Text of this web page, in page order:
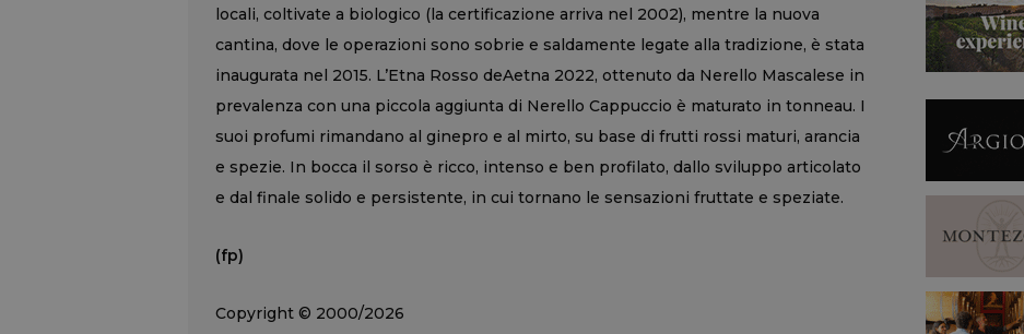
locali, coltivate a biologico (la certificazione arriva nel 2002), mentre la nuova
cantina, dove le operazioni sono sobrie e saldamente legate alla tradizione, è stata
inaugurata nel 2015. L’Etna Rosso deAetna 2022, ottenuto da Nerello Mascalese in
prevalenza con una piccola aggiunta di Nerello Cappuccio è maturato in tonneau. I
suoi profumi rimandano al ginepro e al mirto, su base di frutti rossi maturi, arancia
e spezie. In bocca il sorso è ricco, intenso e ben profilato, dallo sviluppo articolato
e dal finale solido e persistente, in cui tornano le sensazioni fruttate e speziate.
(fp)
Copyright © 2000/2026